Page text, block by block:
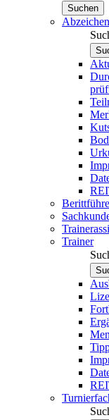
Suchen
Abzeichen
Trainer